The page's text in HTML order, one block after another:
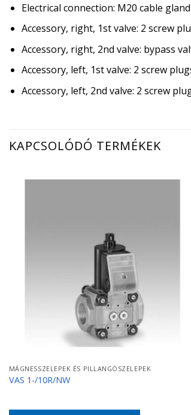
Electrical connection: M20 cable gland
Accessory, right, 1st valve: 2 screw
Accessory, right, 2nd valve: bypass
Accessory, left, 1st valve: 2 screw
Accessory, left, 2nd valve: 2 screw
KAPCSOLÓDÓ TERMÉKEK
MÁGNESSZELEPEK ÉS PILLANGÓSZELEPEK
VAS 1-/10R/NW